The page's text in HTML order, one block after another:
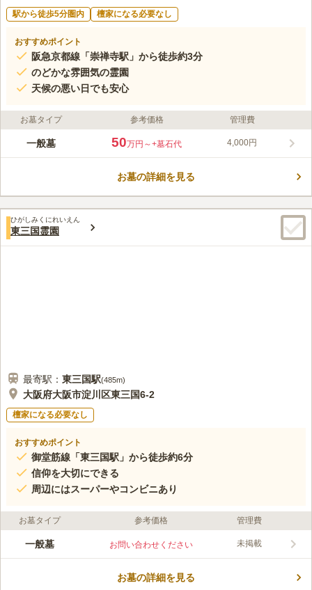
駅から徒歩5分圏内 檀家になる必要なし
おすすめポイント
阪急京都線「崇禅寺駅」から徒歩約3分
のどかな雰囲気の霊園
天候の悪い日でも安心
お墓タイプ 参考価格 管理費
一般墓 50万円～+墓石代 4,000円
お墓の詳細を見る
ひがしみくにれいえん
東三国霊園
最寄駅： 東三国駅(485m)
大阪府大阪市淀川区東三国6-2
檀家になる必要なし
おすすめポイント
御堂筋線「東三国駅」から徒歩約6分
信仰を大切にできる
周辺にはスーパーやコンビニあり
お墓タイプ 参考価格 管理費
一般墓 お問い合わせください 未掲載
お墓の詳細を見る